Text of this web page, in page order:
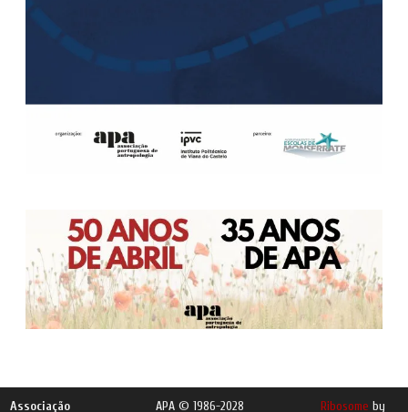
Associação APA © 1986-2028 Ribosome by